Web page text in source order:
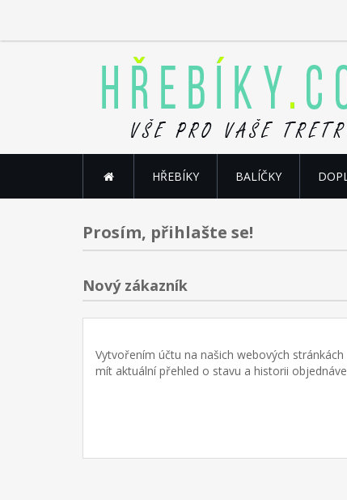
HŘEBÍKY BALÍČKY
Prosím, přihlašte se!
Nový zákazník
Vytvořením účtu na našich webových
mít aktuální přehled o stavu a historii